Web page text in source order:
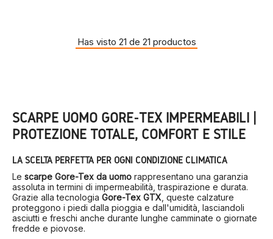
Has visto 21 de 21 productos
SCARPE UOMO GORE-TEX IMPERMEABILI |
PROTEZIONE TOTALE, COMFORT E STILE
LA SCELTA PERFETTA PER OGNI CONDIZIONE CLIMATICA
Le scarpe Gore-Tex da uomo rappresentano una garanzia
assoluta in termini di impermeabilità, traspirazione e durata.
Grazie alla tecnologia Gore-Tex GTX, queste calzature
proteggono i piedi dalla pioggia e dall'umidità, lasciandoli
asciutti e freschi anche durante lunghe camminate o giornate
fredde e piovose.